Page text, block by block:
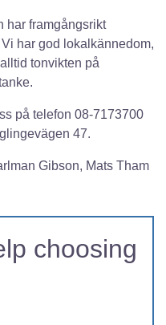
har framgångsrikt
har god lokalkännedom,
tonvikten på
på telefon 08-7173700
47.
Gibson, Mats Tham
choosing